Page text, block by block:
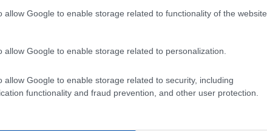
allow Google to enable storage related to functionality of the website
allow Google to enable storage related to personalization.
allow Google to enable storage related to security, including
functionality and fraud prevention, and other user protection.
πακέτο των μέτρων στήριξης που
ρεύμα, το φυσικό αέριο και το πετρέλαιο
κονδυλίου για την χορήγηση του